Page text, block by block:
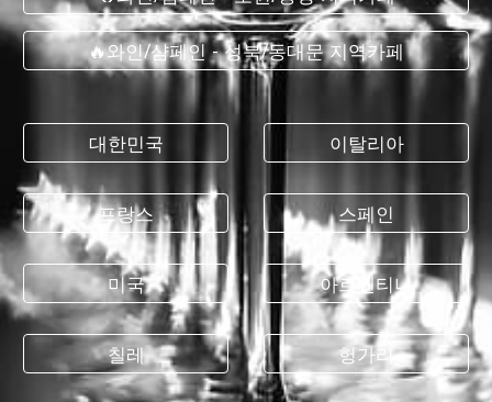
🔥와인/샴페인 - 성북/동대문 지역카페
대한민국
프랑스
미국
칠레
이탈리아
스페인
아르헨티나
헝가리